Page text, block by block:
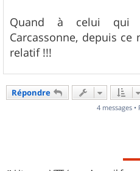
Quand à celui
Carcassonne, depuis
relatif !!!
Répondre
4 messages •